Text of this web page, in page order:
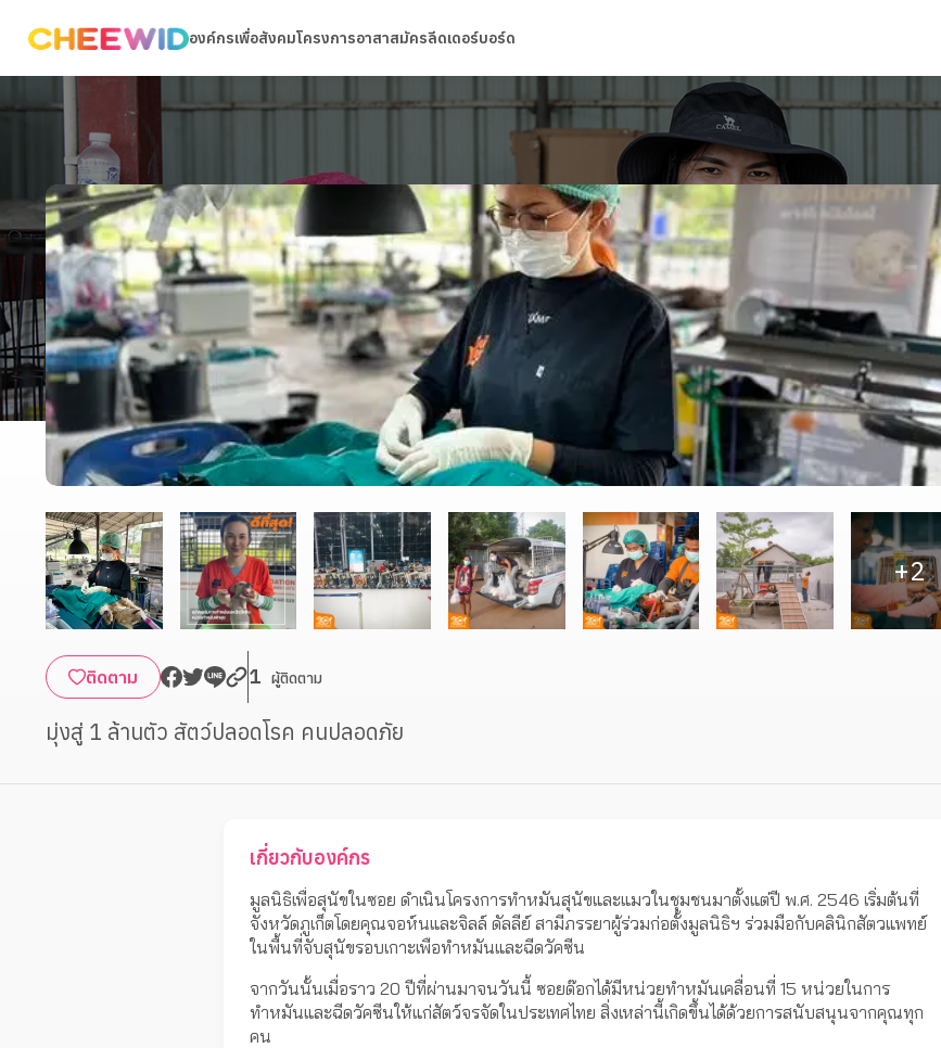
องค์กรเพื่อสังคมโครงการอาสาสมัครลีดเดอร์บอร์ด
โครงการสิ้นสุด
+2
ติดตาม 1 ผู้ติดตาม
มุ่งสู่ 1 ล้านตัว สัตว์ปลอดโรค คนปลอดภัย
เกี่ยวกับองค์กร
มูลนิธิเพื่อสุนัขในซอย ดำเนินโครงการทำหมันสุนัขและแมวในชุมชนมาตั้งแต่ปี พ.ศ. 2546 เริ่มต้นที่
จังหวัดภูเก็ตโดยคุณจอห์นและจิลล์ ดัลลีย์ สามีภรรยาผู้ร่วมก่อตั้งมูลนิธิฯ ร่วมมือกับคลินิกสัตวแพทย์
ในพื้นที่จับสุนัขรอบเกาะเพือทำหมันและฉีดวัคซีน
จากวันนั้นเมื่อราว 20 ปีที่ผ่านมาจนวันนี้ ซอยด๊อกได้มีหน่วยทำหมันเคลื่อนที่ 15 หน่วยในการ
ทำหมันและฉีดวัคซีนให้แก่สัตว์จรจัดในประเทศไทย สิ่งเหล่านี้เกิดขึ้นได้ด้วยการสนับสนุนจากคุณทุก
คน